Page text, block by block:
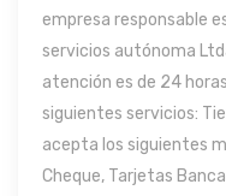
empresa responsable
servicios autónoma
atención es de 24
siguientes servicios:
acepta los siguientes
Cheque, Tarjetas